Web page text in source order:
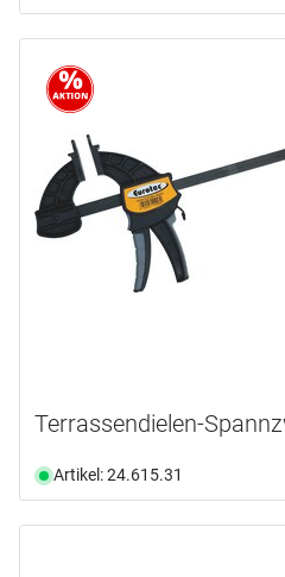
Terrassendielen-
Artikel: 24.615.31